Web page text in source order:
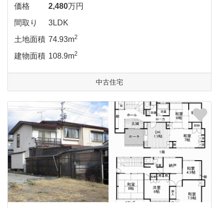
価格 2,480万円
間取り
3LDK
土地面積 74.93m2
建物面積 108.9m2
中古住宅